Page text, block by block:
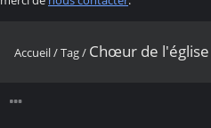
Accueil/Tag/ Chœur de